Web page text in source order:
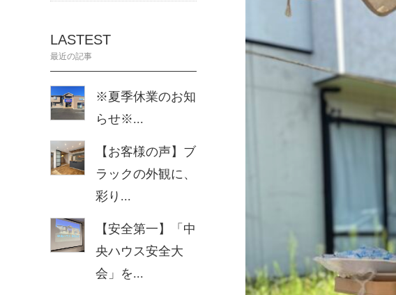
LASTEST
最近の記事
※夏季休業のお知
らせ※...
【お客様の声】ブ
ラックの外観に、
彩り...
【安全第一】「中
央ハウス安全大
会」を...